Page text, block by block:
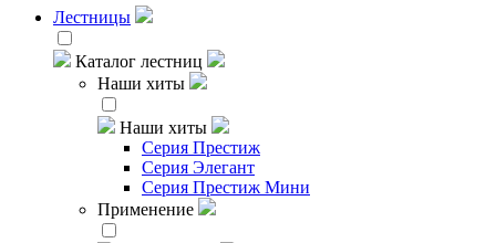
Лестницы
Каталог лестниц
Наши хиты
Наши хиты
Серия Престиж
Серия Элегант
Серия Престиж Мини
Применение